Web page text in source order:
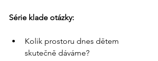
Série klade otázky:
Kolik prostoru dnes dětem
skutečně dáváme?